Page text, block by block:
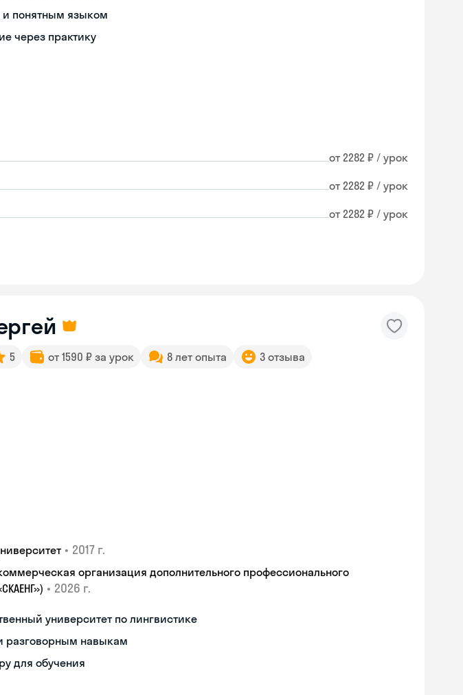
и понятным языком
через практику
от 2282 ₽ / урок
от 2282 ₽ / урок
от 2282 ₽ / урок
5 от 1590 ₽ за урок 8 лет опыта 3 отзыва
• 2017 г.
организация дополнительного профессионального
• 2026 г.
университет по лингвистике
разговорным навыкам
для обучения